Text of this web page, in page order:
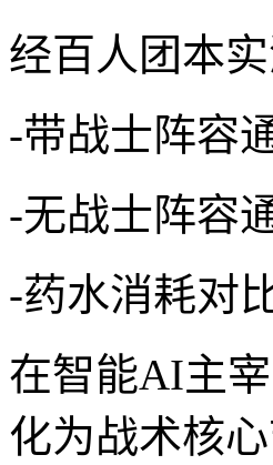
经百人团本实
-带战士阵容
-无战士阵容
-药水消耗对
在智能AI主
化为战术核